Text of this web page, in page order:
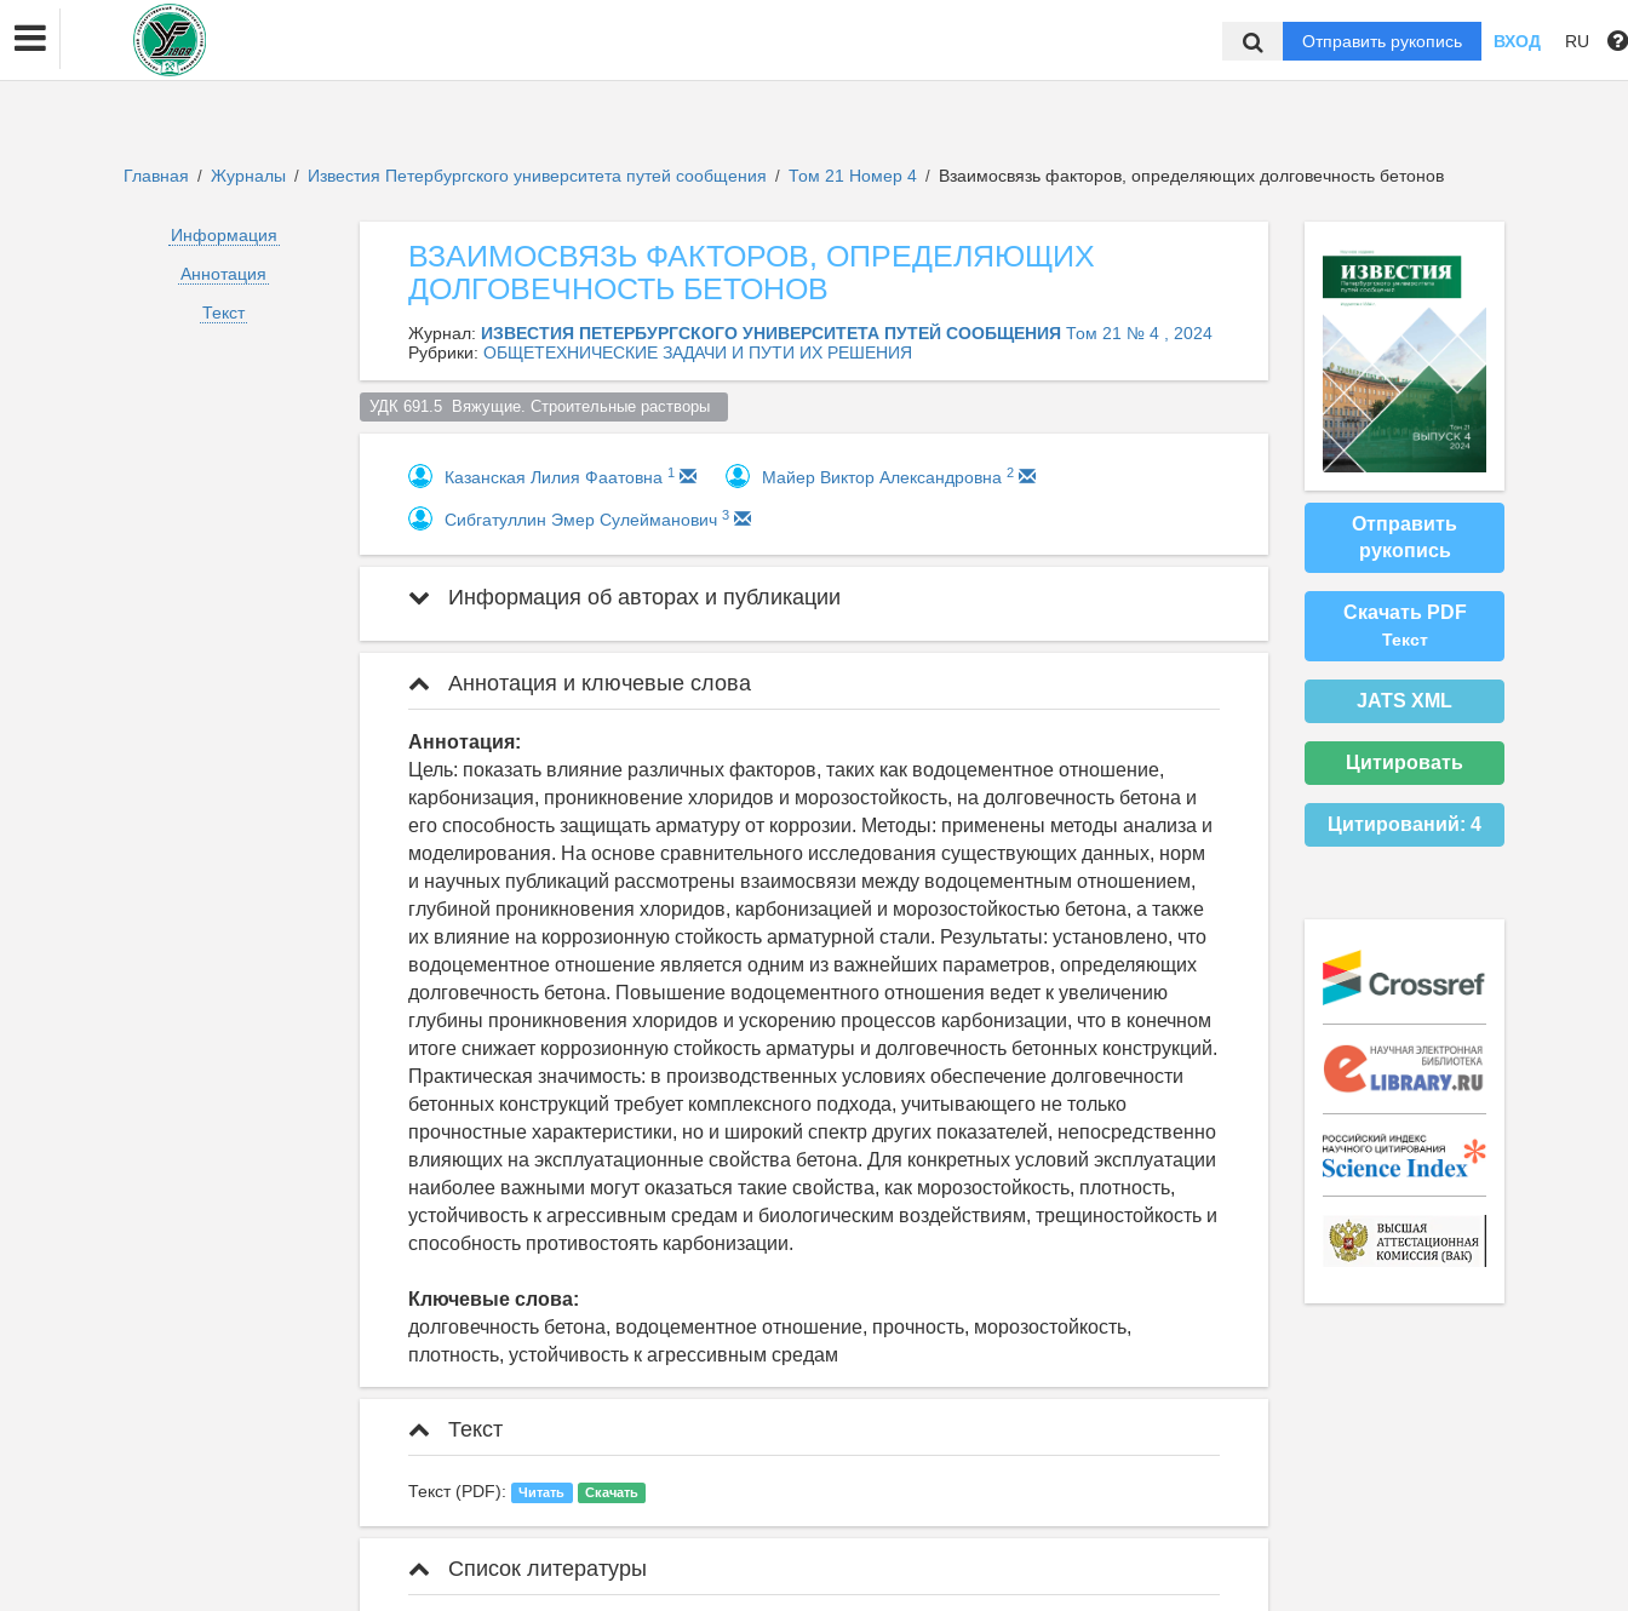
Отправить рукопись ВХОД RU
Главная / Журналы / Известия Петербургского университета путей сообщения / Том 21 Номер 4 / Взаимосвязь факторов, определяющих долговечность бетонов
Информация
Аннотация
Текст
ВЗАИМОСВЯЗЬ ФАКТОРОВ, ОПРЕДЕЛЯЮЩИХ
ДОЛГОВЕЧНОСТЬ БЕТОНОВ
Журнал: ИЗВЕСТИЯ ПЕТЕРБУРГСКОГО УНИВЕРСИТЕТА ПУТЕЙ СООБЩЕНИЯ Том 21 № 4 , 2024
Рубрики: ОБЩЕТЕХНИЧЕСКИЕ ЗАДАЧИ И ПУТИ ИХ РЕШЕНИЯ
УДК 691.5  Вяжущие. Строительные растворы
Казанская Лилия Фаатовна 1 Майер Виктор Александровна 2
Сибгатуллин Эмер Сулейманович 3
Информация об авторах и публикации
Аннотация и ключевые слова
Аннотация:
Цель: показать влияние различных факторов, таких как водоцементное отношение,
карбонизация, проникновение хлоридов и морозостойкость, на долговечность бетона и
его способность защищать арматуру от коррозии. Методы: применены методы анализа и
моделирования. На основе сравнительного исследования существующих данных, норм
и научных публикаций рассмотрены взаимосвязи между водоцементным отношением,
глубиной проникновения хлоридов, карбонизацией и морозостойкостью бетона, а также
их влияние на коррозионную стойкость арматурной стали. Результаты: установлено, что
водоцементное отношение является одним из важнейших параметров, определяющих
долговечность бетона. Повышение водоцементного отношения ведет к увеличению
глубины проникновения хлоридов и ускорению процессов карбонизации, что в конечном
итоге снижает коррозионную стойкость арматуры и долговечность бетонных конструкций.
Практическая значимость: в производственных условиях обеспечение долговечности
бетонных конструкций требует комплексного подхода, учитывающего не только
прочностные характеристики, но и широкий спектр других показателей, непосредственно
влияющих на эксплуатационные свойства бетона. Для конкретных условий эксплуатации
наиболее важными могут оказаться такие свойства, как морозостойкость, плотность,
устойчивость к агрессивным средам и биологическим воздействиям, трещиностойкость и
способность противостоять карбонизации.
Ключевые слова:
долговечность бетона, водоцементное отношение, прочность, морозостойкость,
плотность, устойчивость к агрессивным средам
Текст
Текст (PDF): Читать Скачать
Список литературы
Отправить
рукопись
Скачать PDF
Текст
JATS XML
Цитировать
Цитирований: 4